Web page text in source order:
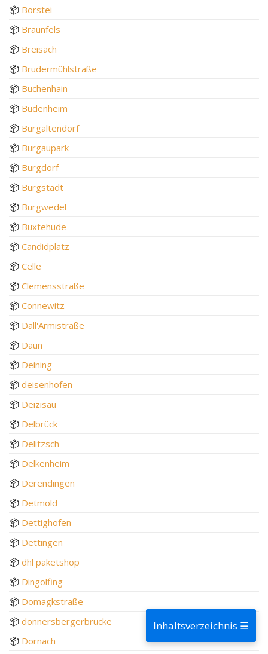
📦 Borstei
📦 Braunfels
📦 Breisach
📦 Brudermühlstraße
📦 Buchenhain
📦 Budenheim
📦 Burgaltendorf
📦 Burgaupark
📦 Burgdorf
📦 Burgstädt
📦 Burgwedel
📦 Buxtehude
📦 Candidplatz
📦 Celle
📦 Clemensstraße
📦 Connewitz
📦 Dall'Armistraße
📦 Daun
📦 Deining
📦 deisenhofen
📦 Deizisau
📦 Delbrück
📦 Delitzsch
📦 Delkenheim
📦 Derendingen
📦 Detmold
📦 Dettighofen
📦 Dettingen
📦 dhl paketshop
📦 Dingolfing
📦 Domagkstraße
📦 donnersbergerbrücke
📦 Dornach
Inhaltsverzeichnis ☰